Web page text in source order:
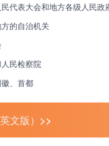
大会和地方各级人民政
自治机关
检察院
、首都
文版）>>